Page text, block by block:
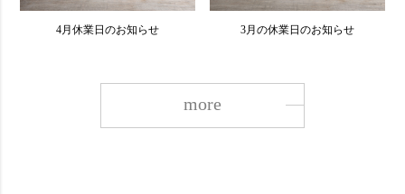
4月休業日のお知らせ 3月の休業日のお知らせ
more